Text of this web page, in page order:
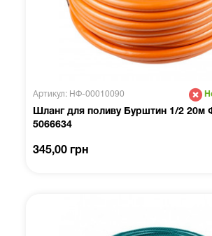
Артикул: НФ-00010090
Шланг для поливу Бурштин 1/2 20м
5066634
345,00 грн